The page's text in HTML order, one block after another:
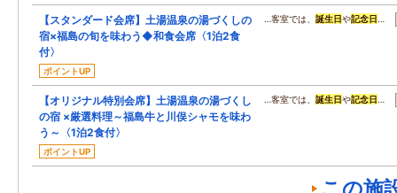
【スタンダード会席】土湯温泉の湯づくしの
宿×福島の旬を味わう◆和食会席〈1泊2食
付〉
ポイントUP
…客室では、 誕生日や記念日 …
【オリジナル特別会席】土湯温泉の湯づくし
の宿 ×厳選料理～福島牛と川俣シャモを味わ
う～〈1泊2食付〉
ポイントUP
…客室では、 誕生日や記念日 …